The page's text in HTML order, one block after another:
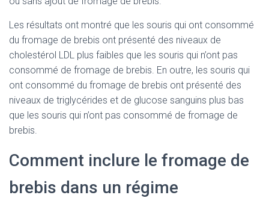
Les résultats ont montré que les souris qui ont consommé
du fromage de brebis ont présenté des niveaux de
cholestérol LDL plus faibles que les souris qui n’ont pas
consommé de fromage de brebis. En outre, les souris qui
ont consommé du fromage de brebis ont présenté des
niveaux de triglycérides et de glucose sanguins plus bas
que les souris qui n’ont pas consommé de fromage de
brebis.
Comment inclure le fromage de
brebis dans un régime